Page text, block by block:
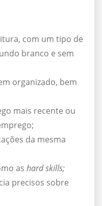
com um tipo de
branco e sem
organizado, bem
mais recente ou
da mesma
as hard skills;
precisos sobre